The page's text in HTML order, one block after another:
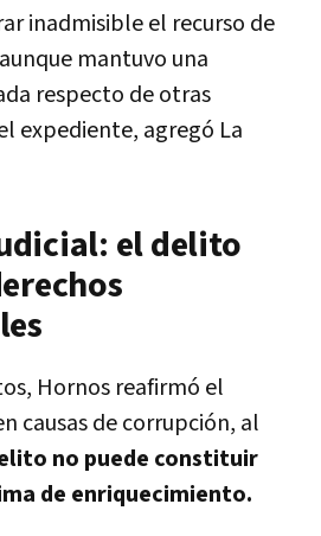
inadmisible el recurso de
mantuvo una
respecto de otras
expediente, agregó La
el delito
Hornos reafirmó el
causas de corrupción, al
no puede constituir
de enriquecimiento.